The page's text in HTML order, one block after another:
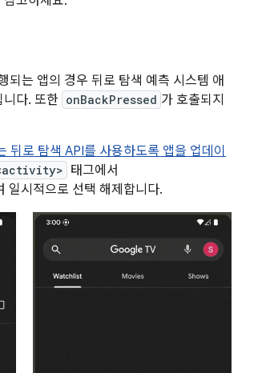
는 앱의 경우 뒤로 탐색 예측 시스템 애
니다. 또한 onBackPressed 가 호출되지
뒤로 탐색 API를 사용하도록 앱을 업데이
태그에서
일시적으로 선택 해제합니다.